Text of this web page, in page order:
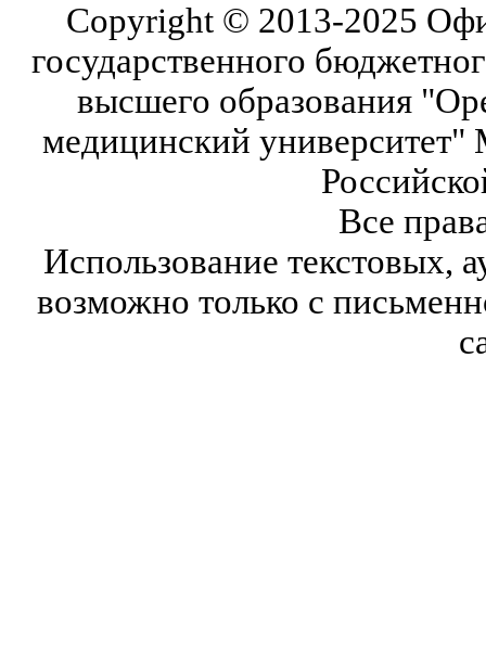
Copyright © 2013-2025
государственного
высшего образования
медицинский университет"
Все
Использование текстовых,
возможно только с